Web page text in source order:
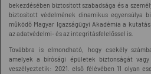
bekezdésében biztosított szabadsága és a
biztosított védelmének dinamikus egyensúlya
működő Magyar Igazságügyi Akadémia a
az adatvédelmi- és az integritásfelelőssel is.
Továbbra is elmondható, hogy csekély
amelyek a bírósági épületek biztonságát
veszélyeztetik: 2021. első félévében 11 olyan